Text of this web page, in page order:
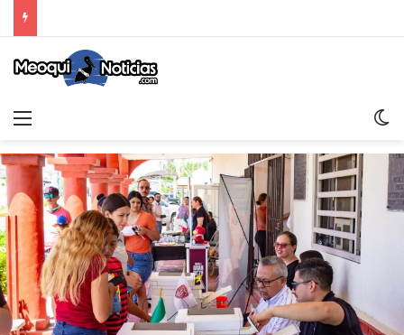
Menu